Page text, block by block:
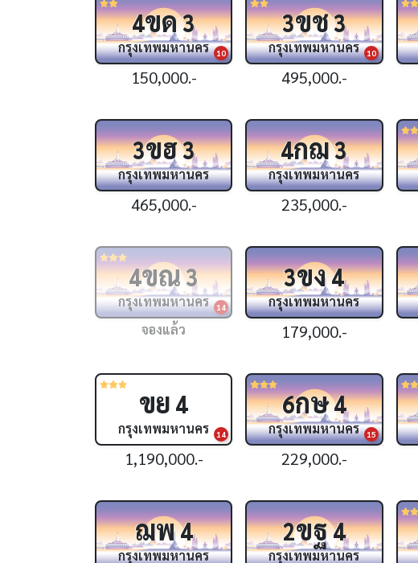
10
4ขด3
กรุงเทพมหานคร
150,000.-
10
3ขช3
กรุงเทพมหานคร
495,000.-
3ขฮ3
กรุงเทพมหานคร
465,000.-
4กฌ3
กรุงเทพมหานคร
235,000.-
14
4ขณ3
กรุงเทพมหานคร
จองแล้ว
3ขง4
กรุงเทพมหานคร
179,000.-
14
ขย4
กรุงเทพมหานคร
1,190,000.-
15
6กษ4
กรุงเทพมหานคร
229,000.-
ฌพ4
กรุงเทพมหานคร
2ขฐ4
กรุงเทพมหานคร